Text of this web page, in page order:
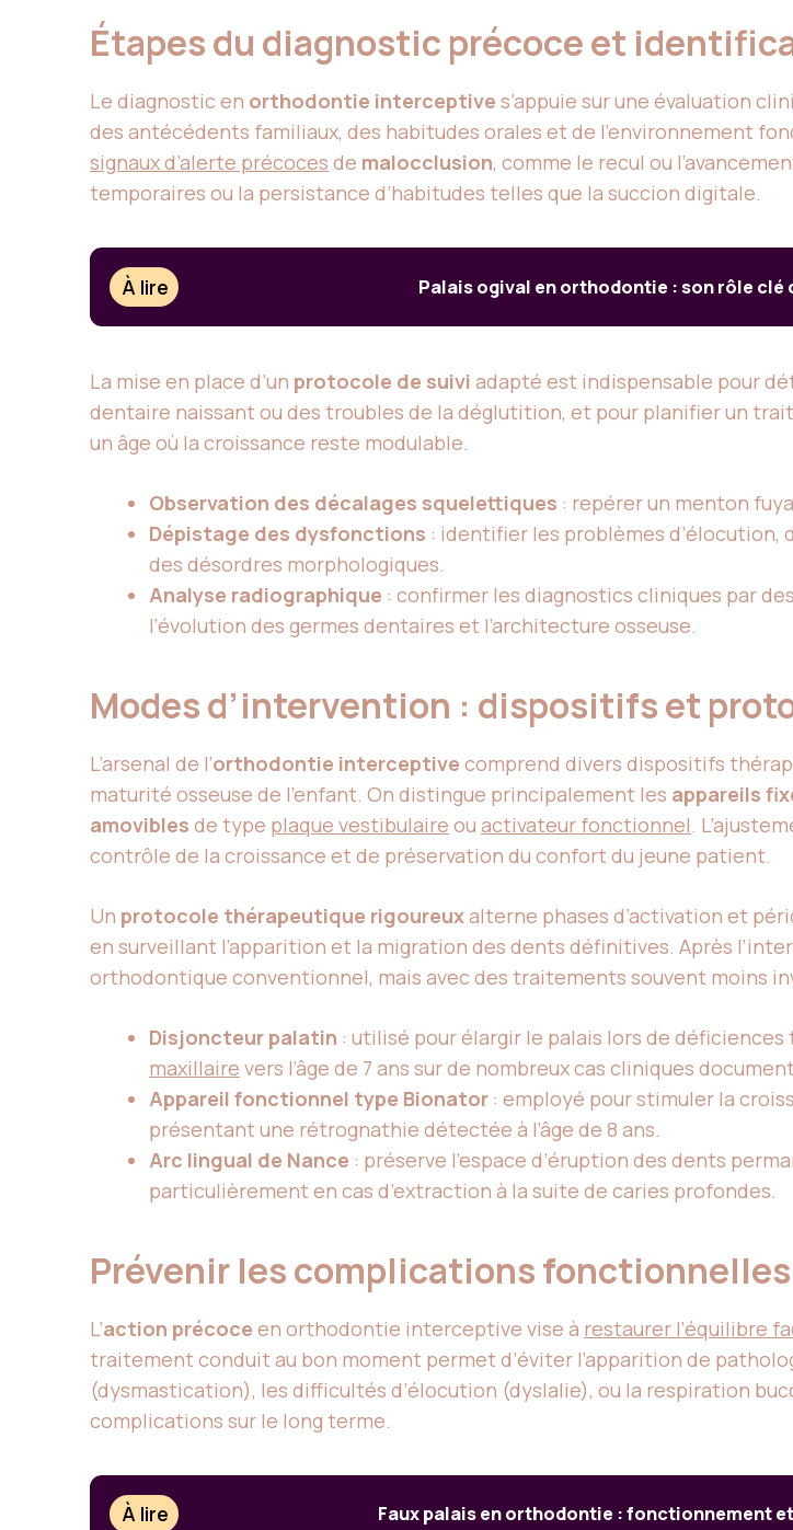
Étapes du diagnostic précoce et
Le diagnostic en orthodontie interceptive s’appuie sur une évaluation
des antécédents familiaux, des habitudes orales et de l’environnement
signaux d’alerte précoces de malocclusion, comme le recul ou
temporaires ou la persistance d’habitudes telles que la succion digitale.
À lire Palais ogival en orthodontie : son rôle
La mise en place d’un protocole de suivi adapté est indispensable pour
dentaire naissant ou des troubles de la déglutition, et pour planifier un
un âge où la croissance reste modulable.
Observation des décalages squelettiques : repérer un menton
Dépistage des dysfonctions : identifier les problèmes
des désordres morphologiques.
Analyse radiographique : confirmer les diagnostics cliniques par
l’évolution des germes dentaires et l’architecture osseuse.
Modes d’intervention : dispositifs et
L’arsenal de l’orthodontie interceptive comprend divers dispositifs
maturité osseuse de l’enfant. On distingue principalement les appareils
amovibles de type plaque vestibulaire ou activateur fonctionnel.
contrôle de la croissance et de préservation du confort du jeune patient.
Un protocole thérapeutique rigoureuxalterne phases d’activation et
en surveillant l’apparition et la migration des dents définitives. Après
orthodontique conventionnel, mais avec des traitements souvent moins
Disjoncteur palatin : utilisé pour élargir le palais lors de déficiences
maxillaire vers l’âge de 7 ans sur de nombreux cas cliniques
Appareil fonctionnel type Bionator : employé pour stimuler la
présentant une rétrognathie détectée à l’âge de 8 ans.
Arc lingual de Nance : préserve l’espace d’éruption des dents
particulièrement en cas d’extraction à la suite de caries profondes.
Prévenir les complications
L’action précoce en orthodontie interceptive vise à restaurer l’équilibre
traitement conduit au bon moment permet d’éviter l’apparition de
(dysmastication), les difficultés d’élocution (dyslalie), ou la respiration
complications sur le long terme.
À lire Faux palais en orthodontie : fonctionnement